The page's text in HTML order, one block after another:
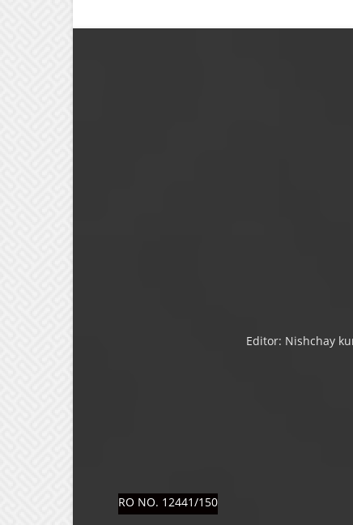
Editor: Nishchay
RO NO. 12441/150